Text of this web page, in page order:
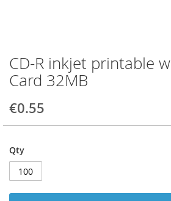
CD-R inkjet printable
Card 32MB
€0.55
Qty
Skip
to
the
of
gallery